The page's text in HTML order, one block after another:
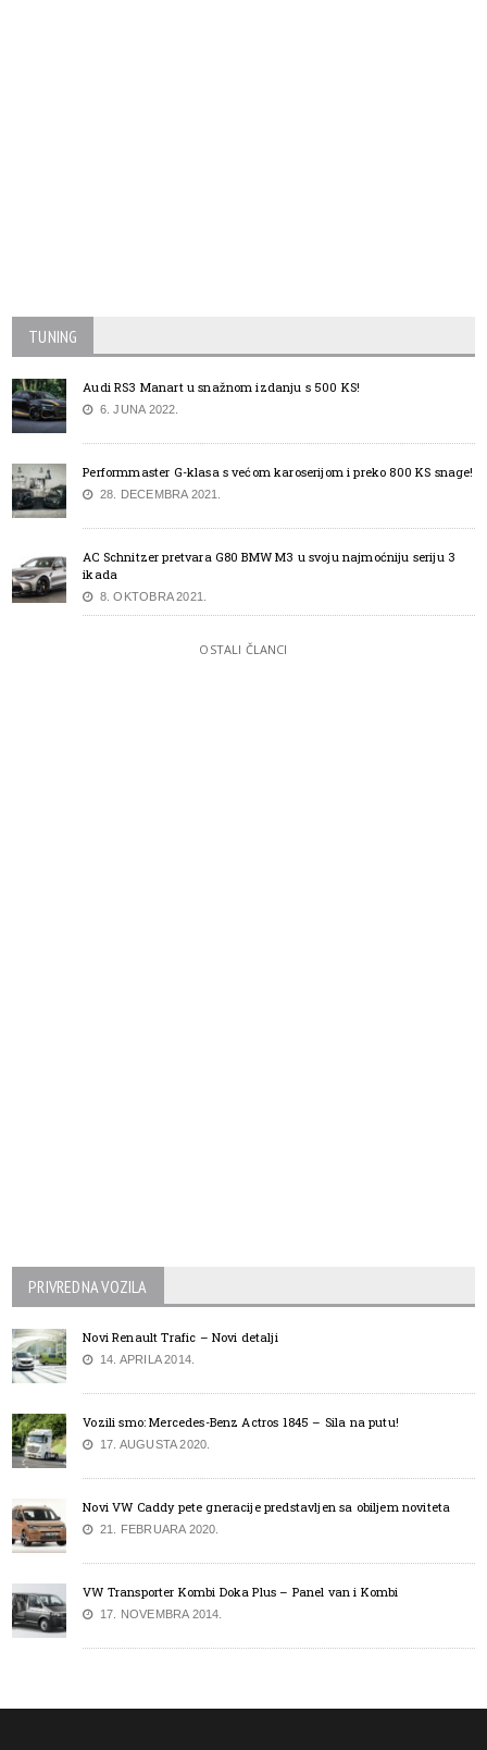
TUNING
Audi RS3 Manart u snažnom izdanju s 500 KS!
6. JUNA 2022.
Performmaster G-klasa s većom karoserijom i preko 800 KS snage!
28. DECEMBRA 2021.
AC Schnitzer pretvara G80 BMW M3 u svoju najmoćniju seriju 3
ikada
8. OKTOBRA 2021.
OSTALI ČLANCI
PRIVREDNA VOZILA
Novi Renault Trafic – Novi detalji
14. APRILA 2014.
Vozili smo: Mercedes-Benz Actros 1845 – Sila na putu!
17. AUGUSTA 2020.
Novi VW Caddy pete gneracije predstavljen sa obiljem noviteta
21. FEBRUARA 2020.
VW Transporter Kombi Doka Plus – Panel van i Kombi
17. NOVEMBRA 2014.